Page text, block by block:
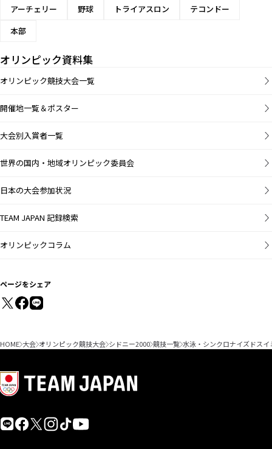
アーチェリー
野球 トライアスロン
テコンドー
本部
オリンピック資料集
オリンピック競技大会一覧
開催地一覧＆ポスター
大会別入賞者一覧
世界の国内・地域オリンピック委員会
日本の大会参加状況
TEAM JAPAN 記録検索
オリンピックコラム
ページをシェア
HOME 大会 オリンピック競技大会 シドニー2000 競技一覧 水泳・シンクロナイズドスイ